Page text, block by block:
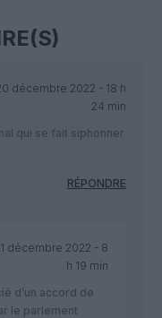
décembre 2022 - 18 h
24 min
qui se fait siphonner
RÉPONDRE
décembre 2022 - 8
h 19 min
d’un accord de
le parlement